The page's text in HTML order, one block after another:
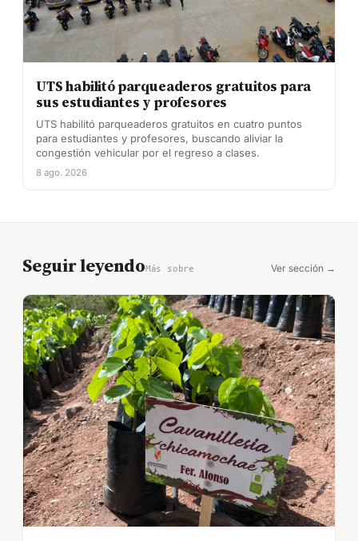
UTS habilitó parqueaderos gratuitos para
sus estudiantes y profesores
UTS habilitó parqueaderos gratuitos en cuatro puntos
para estudiantes y profesores, buscando aliviar la
congestión vehicular por el regreso a clases.
8 ago. 2026
Seguir leyendoMás sobre Ver sección →